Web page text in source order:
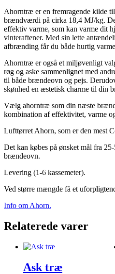
Ahorntræ er en fremragende kilde
brændværdi på cirka 18,4 MJ/kg.
effektiv varme, som kan varme dit
vinteraftener. Med sin lette
afbrænding får du både hurtig
Ahorntræ er også et miljøvenligt
røg og aske sammenlignet med
til både brændeovn og pejs.
skønhed en æstetisk charme til din
Vælg ahorntræ som din næste
kombination af effektivitet, varme
Lufttørret Ahorn, som er den mest
Det kan købes på ønsket mål fra
brændeovn.
Levering (1-6 kassemeter).
Ved større mængde få et
Info om Ahorn.
Relaterede varer
Ask træ